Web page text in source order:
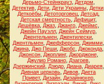
Дерьмо-Стейнкрауз, Детдом
Детектив, Дети, Дети Украины, Детки,
Деткоёбы, Детоторговец, Детсад,
Детская смертность, Дефицит,
Дешёвка, Джаз, Джанго, Джеймс
Джейн Пауэлл, Джейн Сеймур,
Джентельмен Джентилески
Джентльмен Джефферсон Джимми
Джина Джо Пеши Джобс Джоконда
Джонсон, Джоплинг, Джорджоне,
Джулио Романо, Дзагоев,
Дзержинский, Дзюдо, Диана, Диарея,
Дивная церковь Дивов Диета
Привет, Дизайн, Дизайнюхер,